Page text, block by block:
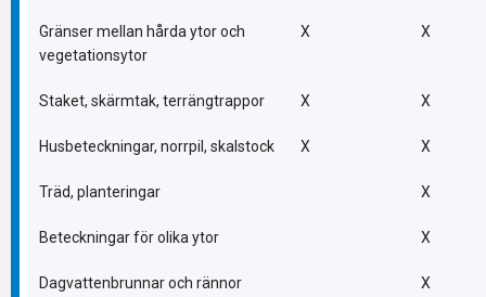
Gränser mellan hårda ytor och
vegetationsytor
X X
Staket, skärmtak, terrängtrappor X X
Husbeteckningar, norrpil, skalstock X X
Träd, planteringar X
Beteckningar för olika ytor X
Dagvattenbrunnar och rännor X